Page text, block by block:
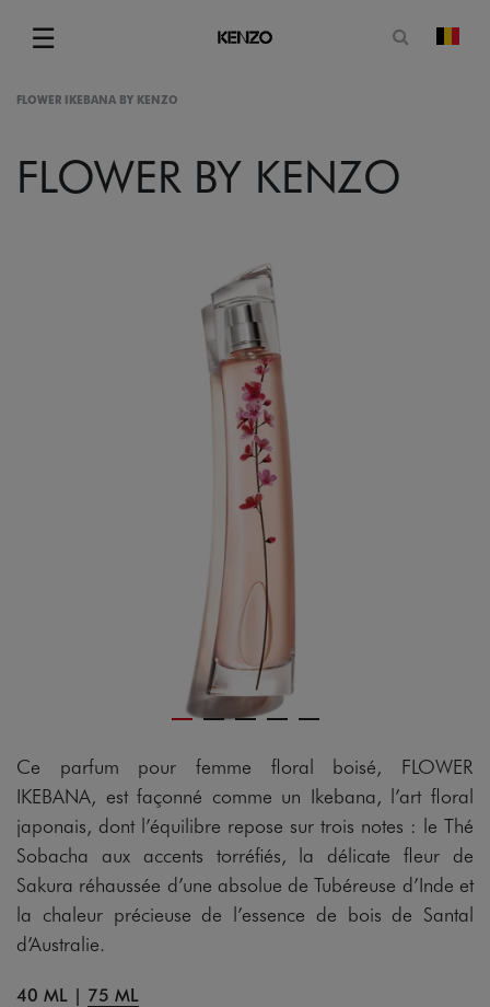
☰
Menu
Ouvrir
FLOWER IKEBANA BY KENZO
FLOWER BY KENZO
Ce parfum pour femme floral boisé, FLOWER
IKEBANA, est façonné comme un Ikebana, l’art floral
japonais, dont l’équilibre repose sur trois notes : le Thé
Sobacha aux accents torréfiés, la délicate fleur de
Sakura réhaussée d’une absolue de Tubéreuse d’Inde et
la chaleur précieuse de l’essence de bois de Santal
d’Australie.
40 ML | 75 ML